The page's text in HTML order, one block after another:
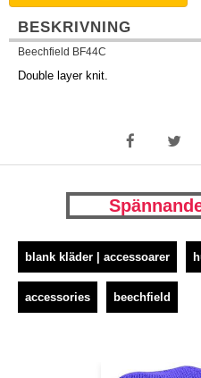
BESKRIVNING
Beechfield BF44C
Double layer knit.
blank kläder | accessoarer
accessories beechfield